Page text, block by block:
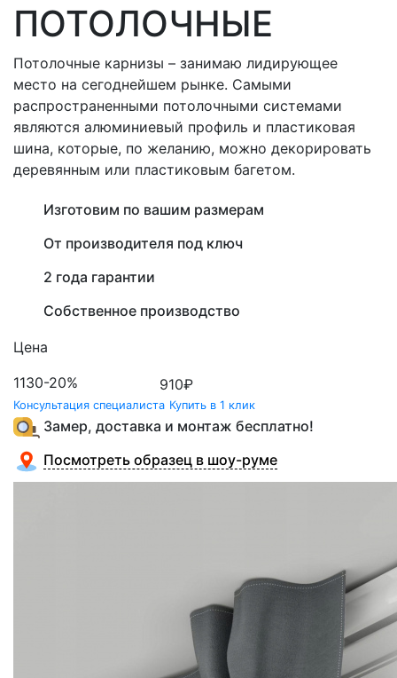
ПОТОЛОЧНЫЕ
Потолочные карнизы – занимаю лидирующее
место на сегоднейшем рынке. Самыми
распространенными потолочными системами
являются алюминиевый профиль и пластиковая
шина, которые, по желанию, можно декорировать
деревянным или пластиковым багетом.
Изготовим по вашим размерам
От производителя под ключ
2 года гарантии
Собственное производство
Цена
1130-20% 910₽
Консультация специалиста Купить в 1 клик
Замер, доставка и монтаж бесплатно!
Посмотреть образец в шоу-руме